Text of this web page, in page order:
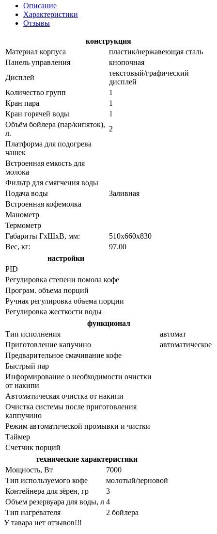
Описание
Характеристики
Отзывы
конструкция
Материал корпуса
пластик/нержавеющая сталь
Панель управления
кнопочная
Дисплей
текстовый/графический
дисплей
Количество групп
1
Кран пара
1
Кран горячей воды
1
Объём бойлера (пар/кипяток),
л.
2
Платформа для подогрева
чашек
Встроенная емкость для
молока
Фильтр для смягчения воды
Подача воды
Заливная
Встроенная кофемолка
Манометр
Термометр
Габариты ГхШхВ, мм:
510х660х830
Вес, кг:
97.00
настройки
PID
Регулировка степени помола кофе
Програм. объема порций
Ручная регулировка объема порции
Регулировка жесткости воды
функционал
Тип исполнения
автомат
Приготовление капучино
автоматическое
Предварительное смачивание кофе
Быстрый пар
Информирование о необходимости очистки
от накипи
Автоматическая очистка от накипи
Очистка системы после приготовления
каппучино
Режим автоматической промывки и чистки
Таймер
Счетчик порций
технические характеристики
Мощность, Вт
7000
Тип используемого кофе
молотый/зерновой
Контейнера для зёрен, гр
3
Объем резервуара для воды, л 4
Тип нагревателя
2 бойлера
У тавара нет отзывов!!!